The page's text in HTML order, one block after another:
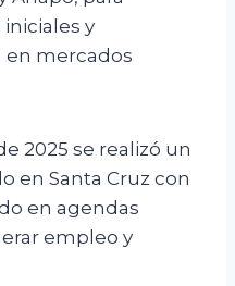
y
en mercados
2025 se realizó un
en Santa Cruz con
en agendas
empleo y